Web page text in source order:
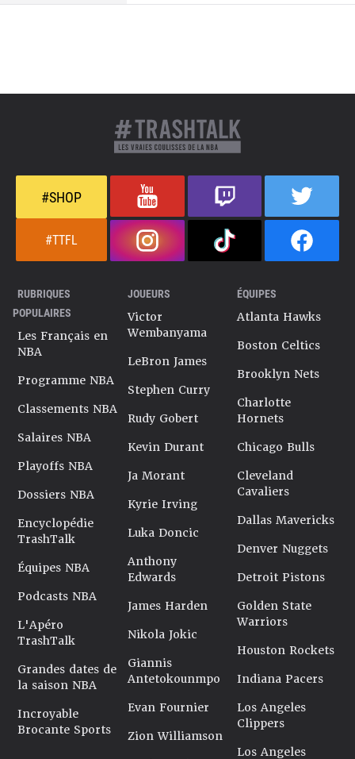
#SHOP
#TTFL
RUBRIQUES
POPULAIRES
Les Français en
NBA
Programme NBA
Classements NBA
Salaires NBA
Playoffs NBA
Dossiers NBA
Encyclopédie
TrashTalk
Équipes NBA
Podcasts NBA
L'Apéro
TrashTalk
Grandes dates de
la saison NBA
Incroyable
Brocante Sports
JOUEURS
Victor
Wembanyama
LeBron James
Stephen Curry
Rudy Gobert
Kevin Durant
Ja Morant
Kyrie Irving
Luka Doncic
Anthony
Edwards
James Harden
Nikola Jokic
Giannis
Antetokounmpo
Evan Fournier
Zion Williamson
ÉQUIPES
Atlanta Hawks
Boston Celtics
Brooklyn Nets
Charlotte
Hornets
Chicago Bulls
Cleveland
Cavaliers
Dallas Mavericks
Denver Nuggets
Detroit Pistons
Golden State
Warriors
Houston Rockets
Indiana Pacers
Los Angeles
Clippers
Los Angeles